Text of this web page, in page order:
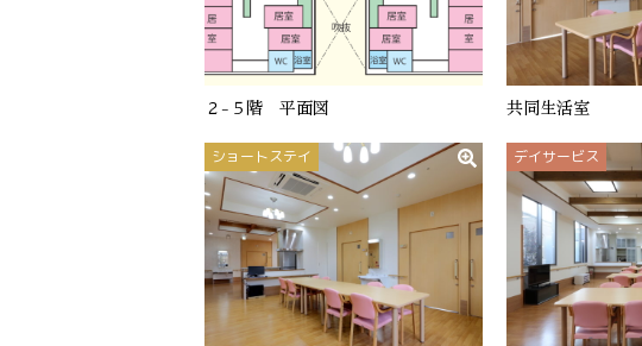
２-５階 平面図 共同生活室
ショートステイ デイサービス